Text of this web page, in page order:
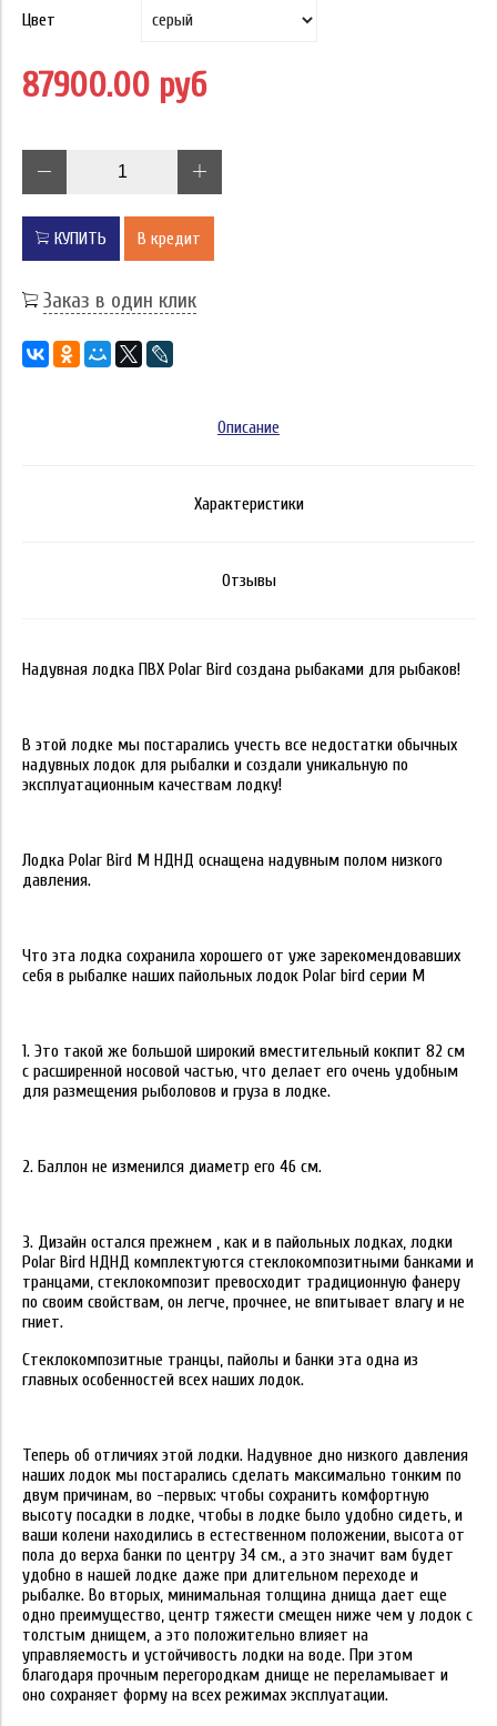
Цвет
87900.00 руб
КУПИТЬ В кредит
Заказ в один клик
Описание
Характеристики
Отзывы
Надувная лодка ПВХ Polar Bird создана рыбаками для рыбаков!
В этой лодке мы постарались учесть все недостатки обычных
надувных лодок для рыбалки и создали уникальную по
эксплуатационным качествам лодку!
Лодка Polar Bird М НДНД оснащена надувным полом низкого
давления.
Что эта лодка сохранила хорошего от уже зарекомендовавших
себя в рыбалке наших пайольных лодок Polar bird серии М
1. Это такой же большой широкий вместительный кокпит 82 см
с расширенной носовой частью, что делает его очень удобным
для размещения рыболовов и груза в лодке.
2. Баллон не изменился диаметр его 46 см.
3. Дизайн остался прежнем , как и в пайольных лодках, лодки
Polar Bird НДНД комплектуются стеклокомпозитными банками и
транцами, стеклокомпозит превосходит традиционную фанеру
по своим свойствам, он легче, прочнее, не впитывает влагу и не
гниет.
Cтеклокомпозитные транцы, пайолы и банки эта одна из
главных особенностей всех наших лодок.
Теперь об отличиях этой лодки. Надувное дно низкого давления
наших лодок мы постарались сделать максимально тонким по
двум причинам, во -первых: чтобы сохранить комфортную
высоту посадки в лодке, чтобы в лодке было удобно сидеть, и
ваши колени находились в естественном положении, высота от
пола до верха банки по центру 34 см., а это значит вам будет
удобно в нашей лодке даже при длительном переходе и
рыбалке. Во вторых, минимальная толщина днища дает еще
одно преимущество, центр тяжести смещен ниже чем у лодок с
толстым днищем, а это положительно влияет на
управляемость и устойчивость лодки на воде. При этом
благодаря прочным перегородкам днище не переламывает и
оно сохраняет форму на всех режимах эксплуатации.